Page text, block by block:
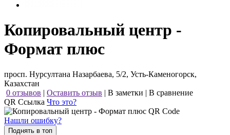
Копировальный центр -
Формат плюс
просп. Нурсултана Назарбаева, 5/2, Усть-Каменогорск,
Казахстан
0 отзывов | Оставить отзыв | В заметки | В сравнение
QR Ссылка Что это?
Нашли ошибку?
Поднять в топ